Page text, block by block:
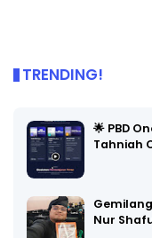
TRENDING!
🌟 PBD
Tahniah
Nur